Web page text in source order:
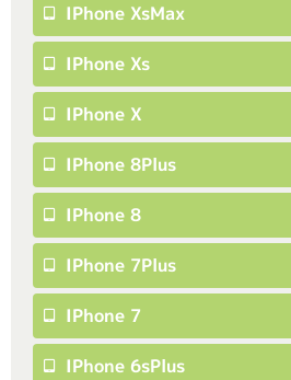
IPhone XsMax
IPhone Xs
IPhone X
IPhone 8Plus
IPhone 8
IPhone 7Plus
IPhone 7
IPhone 6sPlus